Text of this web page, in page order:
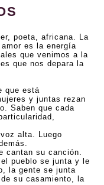
poeta, africana. La
es la energía
que venimos a la
que nos depara la
que está
y juntas rezan
Saben que cada
alta. Luego
cantan su canción.
pueblo se junta y le
la gente se junta
su casamiento, la